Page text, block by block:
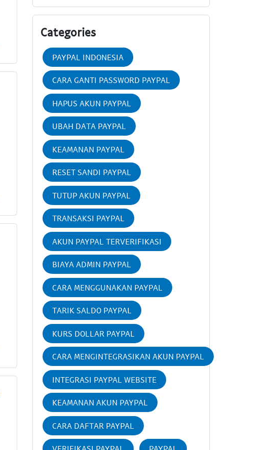
Categories
PAYPAL INDONESIA
CARA GANTI PASSWORD PAYPAL
HAPUS AKUN PAYPAL
UBAH DATA PAYPAL
KEAMANAN PAYPAL
RESET SANDI PAYPAL
TUTUP AKUN PAYPAL
TRANSAKSI PAYPAL
AKUN PAYPAL TERVERIFIKASI
BIAYA ADMIN PAYPAL
CARA MENGGUNAKAN PAYPAL
TARIK SALDO PAYPAL
KURS DOLLAR PAYPAL
CARA MENGINTEGRASIKAN AKUN PAYPAL
INTEGRASI PAYPAL WEBSITE
KEAMANAN AKUN PAYPAL
CARA DAFTAR PAYPAL